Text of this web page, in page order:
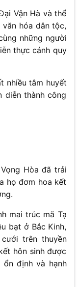
Vận Hà và thể
hóa dân tộc,
những người
thực cảnh quy
nhiều tâm huyết
diễn thành công
Hòa đã trải
họ đơm hoa kết
mai trúc mã Tạ
bạt ở Bắc Kinh,
trên thuyền
hôn sinh được
định và hạnh